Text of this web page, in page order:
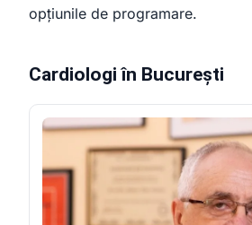
opțiunile de programare.
Cardiologi în București